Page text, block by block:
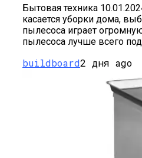
Бытовая техника
касается уборки дома,
пылесоса играет
пылесоса лучше всего
buildboard2 дня ago